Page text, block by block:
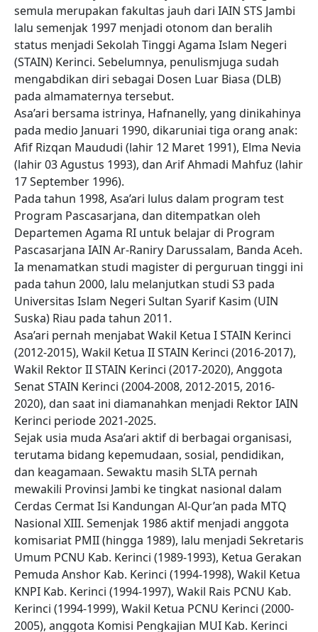
semula merupakan fakultas jauh dari IAIN STS Jambi
lalu semenjak 1997 menjadi otonom dan beralih
status menjadi Sekolah Tinggi Agama Islam Negeri
(STAIN) Kerinci. Sebelumnya, penulismjuga sudah
mengabdikan diri sebagai Dosen Luar Biasa (DLB)
pada almamaternya tersebut.
Asa’ari bersama istrinya, Hafnanelly, yang dinikahinya
pada medio Januari 1990, dikaruniai tiga orang anak:
Afif Rizqan Maududi (lahir 12 Maret 1991), Elma Nevia
(lahir 03 Agustus 1993), dan Arif Ahmadi Mahfuz (lahir
17 September 1996).
Pada tahun 1998, Asa’ari lulus dalam program test
Program Pascasarjana, dan ditempatkan oleh
Departemen Agama RI untuk belajar di Program
Pascasarjana IAIN Ar-Raniry Darussalam, Banda Aceh.
Ia menamatkan studi magister di perguruan tinggi ini
pada tahun 2000, lalu melanjutkan studi S3 pada
Universitas Islam Negeri Sultan Syarif Kasim (UIN
Suska) Riau pada tahun 2011.
Asa’ari pernah menjabat Wakil Ketua I STAIN Kerinci
(2012-2015), Wakil Ketua II STAIN Kerinci (2016-2017),
Wakil Rektor II STAIN Kerinci (2017-2020), Anggota
Senat STAIN Kerinci (2004-2008, 2012-2015, 2016-
2020), dan saat ini diamanahkan menjadi Rektor IAIN
Kerinci periode 2021-2025.
Sejak usia muda Asa’ari aktif di berbagai organisasi,
terutama bidang kepemudaan, sosial, pendidikan,
dan keagamaan. Sewaktu masih SLTA pernah
mewakili Provinsi Jambi ke tingkat nasional dalam
Cerdas Cermat Isi Kandungan Al-Qur’an pada MTQ
Nasional XIII. Semenjak 1986 aktif menjadi anggota
komisariat PMII (hingga 1989), lalu menjadi Sekretaris
Umum PCNU Kab. Kerinci (1989-1993), Ketua Gerakan
Pemuda Anshor Kab. Kerinci (1994-1998), Wakil Ketua
KNPI Kab. Kerinci (1994-1997), Wakil Rais PCNU Kab.
Kerinci (1994-1999), Wakil Ketua PCNU Kerinci (2000-
2005), anggota Komisi Pengkajian MUI Kab. Kerinci